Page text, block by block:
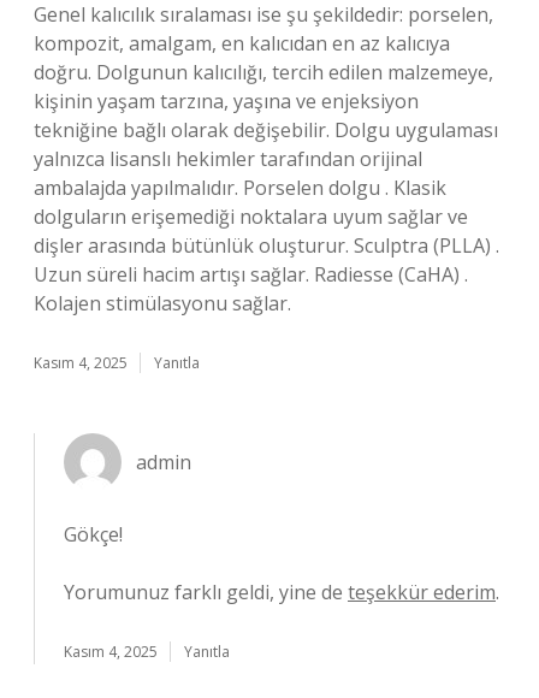
Genel kalıcılık sıralaması ise şu şekildedir: porselen,
kompozit, amalgam, en kalıcıdan en az kalıcıya
doğru. Dolgunun kalıcılığı, tercih edilen malzemeye,
kişinin yaşam tarzına, yaşına ve enjeksiyon
tekniğine bağlı olarak değişebilir. Dolgu uygulaması
yalnızca lisanslı hekimler tarafından orijinal
ambalajda yapılmalıdır. Porselen dolgu . Klasik
dolguların erişemediği noktalara uyum sağlar ve
dişler arasında bütünlük oluşturur. Sculptra (PLLA) .
Uzun süreli hacim artışı sağlar. Radiesse (CaHA) .
Kolajen stimülasyonu sağlar.
Kasım 4, 2025 Yanıtla
admin
Gökçe!
Yorumunuz farklı geldi, yine de teşekkür ederim.
Kasım 4, 2025 Yanıtla